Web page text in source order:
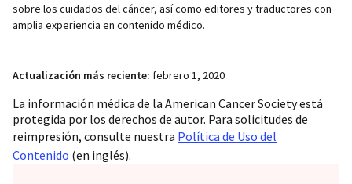
sobre los cuidados del cáncer, así como editores y traductores con
amplia experiencia en contenido médico.
Actualización más reciente: febrero 1, 2020
La información médica de la American Cancer Society está
protegida por los derechos de autor. Para solicitudes de
reimpresión, consulte nuestra Política de Uso del
Contenido (en inglés).